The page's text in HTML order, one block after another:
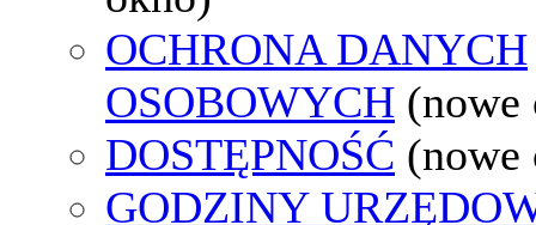
OCHRONA DANYCH
OSOBOWYCH (nowe
DOSTĘPNOŚĆ (nowe
GODZINY